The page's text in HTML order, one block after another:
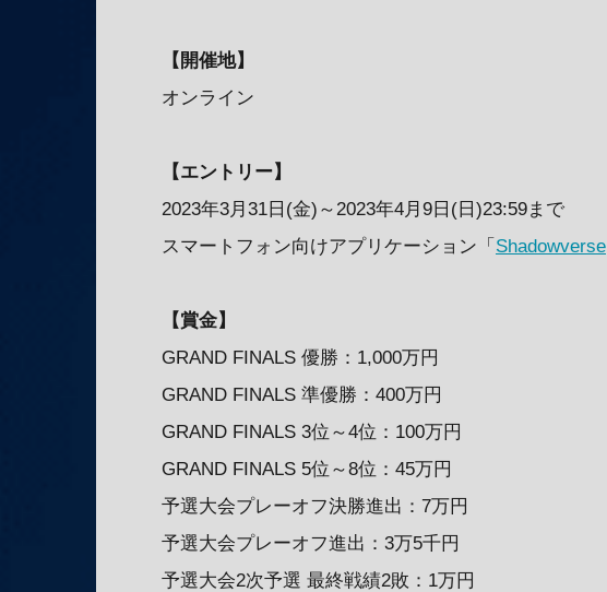
【開催地】
オンライン
【エントリー】
2023年3月31日(金)～2023年4月9日(日)23:59まで
スマートフォン向けアプリケーション「 Shadowverse
【賞金】
GRAND FINALS 優勝：1,000万円
GRAND FINALS 準優勝：400万円
GRAND FINALS 3位～4位：100万円
GRAND FINALS 5位～8位：45万円
予選大会プレーオフ決勝進出：7万円
予選大会プレーオフ進出：3万5千円
予選大会2次予選 最終戦績2敗：1万円